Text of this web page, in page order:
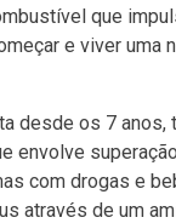
que
e viver uma
desde os 7 anos,
envolve
com drogas e
através de um